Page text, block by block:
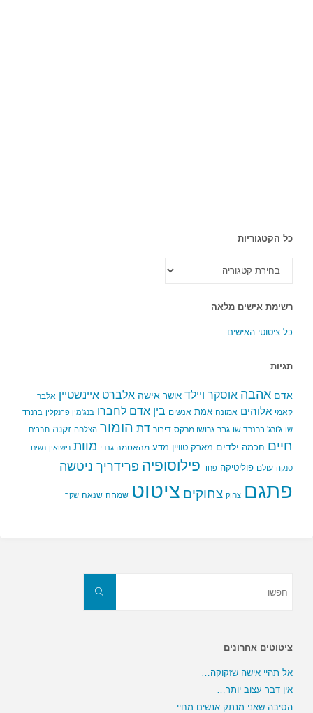
כל הקטגוריות
הקטגוריות
רשימת אישים מלאה
כל ציטוטי האישים
תגיות
אדם אהבה אוסקר ויילד אושר אישה אלברט איינשטיין אלבר
קאמי אלוהים אמונה אמת אנשים בין אדם לחברו בנג'מין פרנקלין ברנרד
שו ג'ורג' ברנרד שו גבר גרושו מרקס דיבור דת הומור הצלחה זקנה חברים
חיים חכמה ילדים מארק טוויין מדע מהאטמה גנדי מוות נישואין נשים
סנקה עולם פוליטיקה פחד פילוסופיה פרידריך ניטשה
פתגם צחוק צחוקים ציטוט שמחה שנאה שקר
חפשו
ציטוטים אחרונים
אל תהיי אישה שזקוקה…
אין דבר עצוב יותר…
הסיבה שאני מנתק אנשים מחיי…